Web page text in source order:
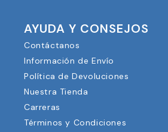
AYUDA Y CONSEJOS
Contáctanos
Información de Envío
Política de Devoluciones
Nuestra Tienda
Carreras
Términos y Condiciones